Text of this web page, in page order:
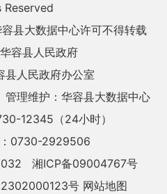
Reserved
县大数据中心许可不得转载
容县人民政府
县人民政府办公室
管理维护：华容县大数据中心
12345（24小时）
0730-2929506
湘ICP备09004767号
号 网站地图